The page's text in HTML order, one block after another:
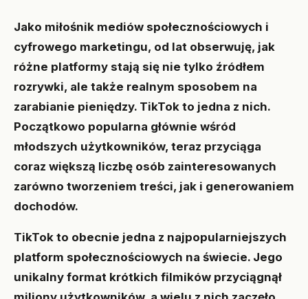
Jako miłośnik mediów społecznościowych i
cyfrowego marketingu, od lat obserwuję, jak
różne platformy stają się nie tylko źródłem
rozrywki, ale także realnym sposobem na
zarabianie pieniędzy. TikTok to jedna z nich.
Początkowo popularna głównie wśród
młodszych użytkowników, teraz przyciąga
coraz większą liczbę osób zainteresowanych
zarówno tworzeniem treści, jak i generowaniem
dochodów.
TikTok to obecnie jedna z najpopularniejszych
platform społecznościowych na świecie. Jego
unikalny format krótkich filmików przyciągnął